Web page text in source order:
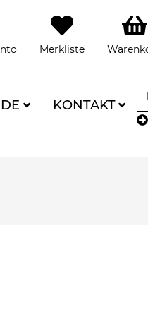
Merkliste
KONTAKT